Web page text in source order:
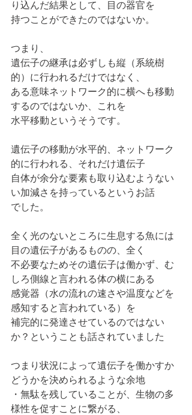
り込んだ結果として、目の器官を
持つことができたのではないか。
つまり、
遺伝子の継承は必ずしも縦（系統樹
的）に行われるだけではなく、
ある意味ネットワーク的に横へも移動
するのではないか、これを
水平移動というそうです。
遺伝子の移動が水平的、ネットワーク
的に行われる、それだけ遺伝子
自体が余分な要素も取り込むようない
い加減さを持っているというお話
でした。
全く光のないところに生息する魚には
目の遺伝子があるものの、全く
不必要なためその遺伝子は働かず、む
しろ側線と言われる体の横にある
感覚器（水の流れの速さや温度などを
感知すると言われている）を
補完的に発達させているのではない
か？ということも話されていました
つまり状況によって遺伝子を働かすか
どうかを決められるような余地
・無駄を残していることが、生物の多
様性を促すことに繋がる、